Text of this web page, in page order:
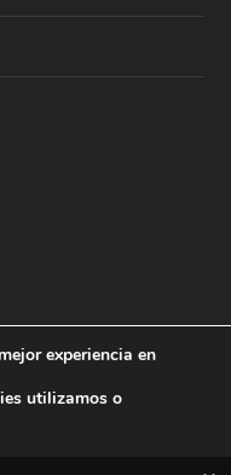
experiencia en
utilizamos o